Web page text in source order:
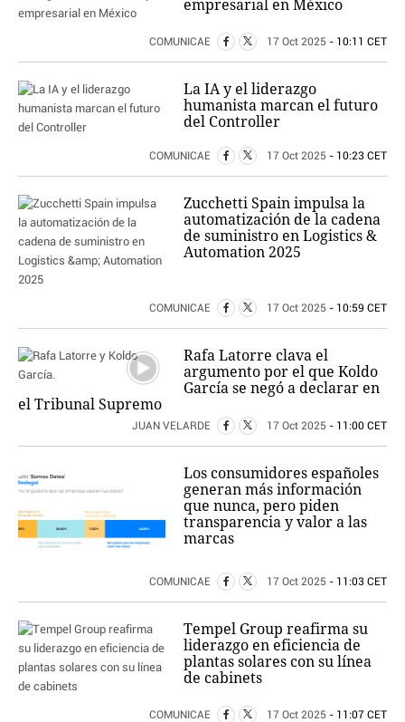
empresarial en México
COMUNICAE 17 Oct 2025 - 10:11 CET
La IA y el liderazgo
humanista marcan el futuro
del Controller
COMUNICAE 17 Oct 2025 - 10:23 CET
Zucchetti Spain impulsa la
automatización de la cadena
de suministro en Logistics &
Automation 2025
COMUNICAE 17 Oct 2025 - 10:59 CET
Rafa Latorre clava el
argumento por el que Koldo
García se negó a declarar en
el Tribunal Supremo
JUAN VELARDE 17 Oct 2025 - 11:00 CET
Los consumidores españoles
generan más información
que nunca, pero piden
transparencia y valor a las
marcas
COMUNICAE 17 Oct 2025 - 11:03 CET
Tempel Group reafirma su
liderazgo en eficiencia de
plantas solares con su línea
de cabinets
COMUNICAE 17 Oct 2025 - 11:07 CET